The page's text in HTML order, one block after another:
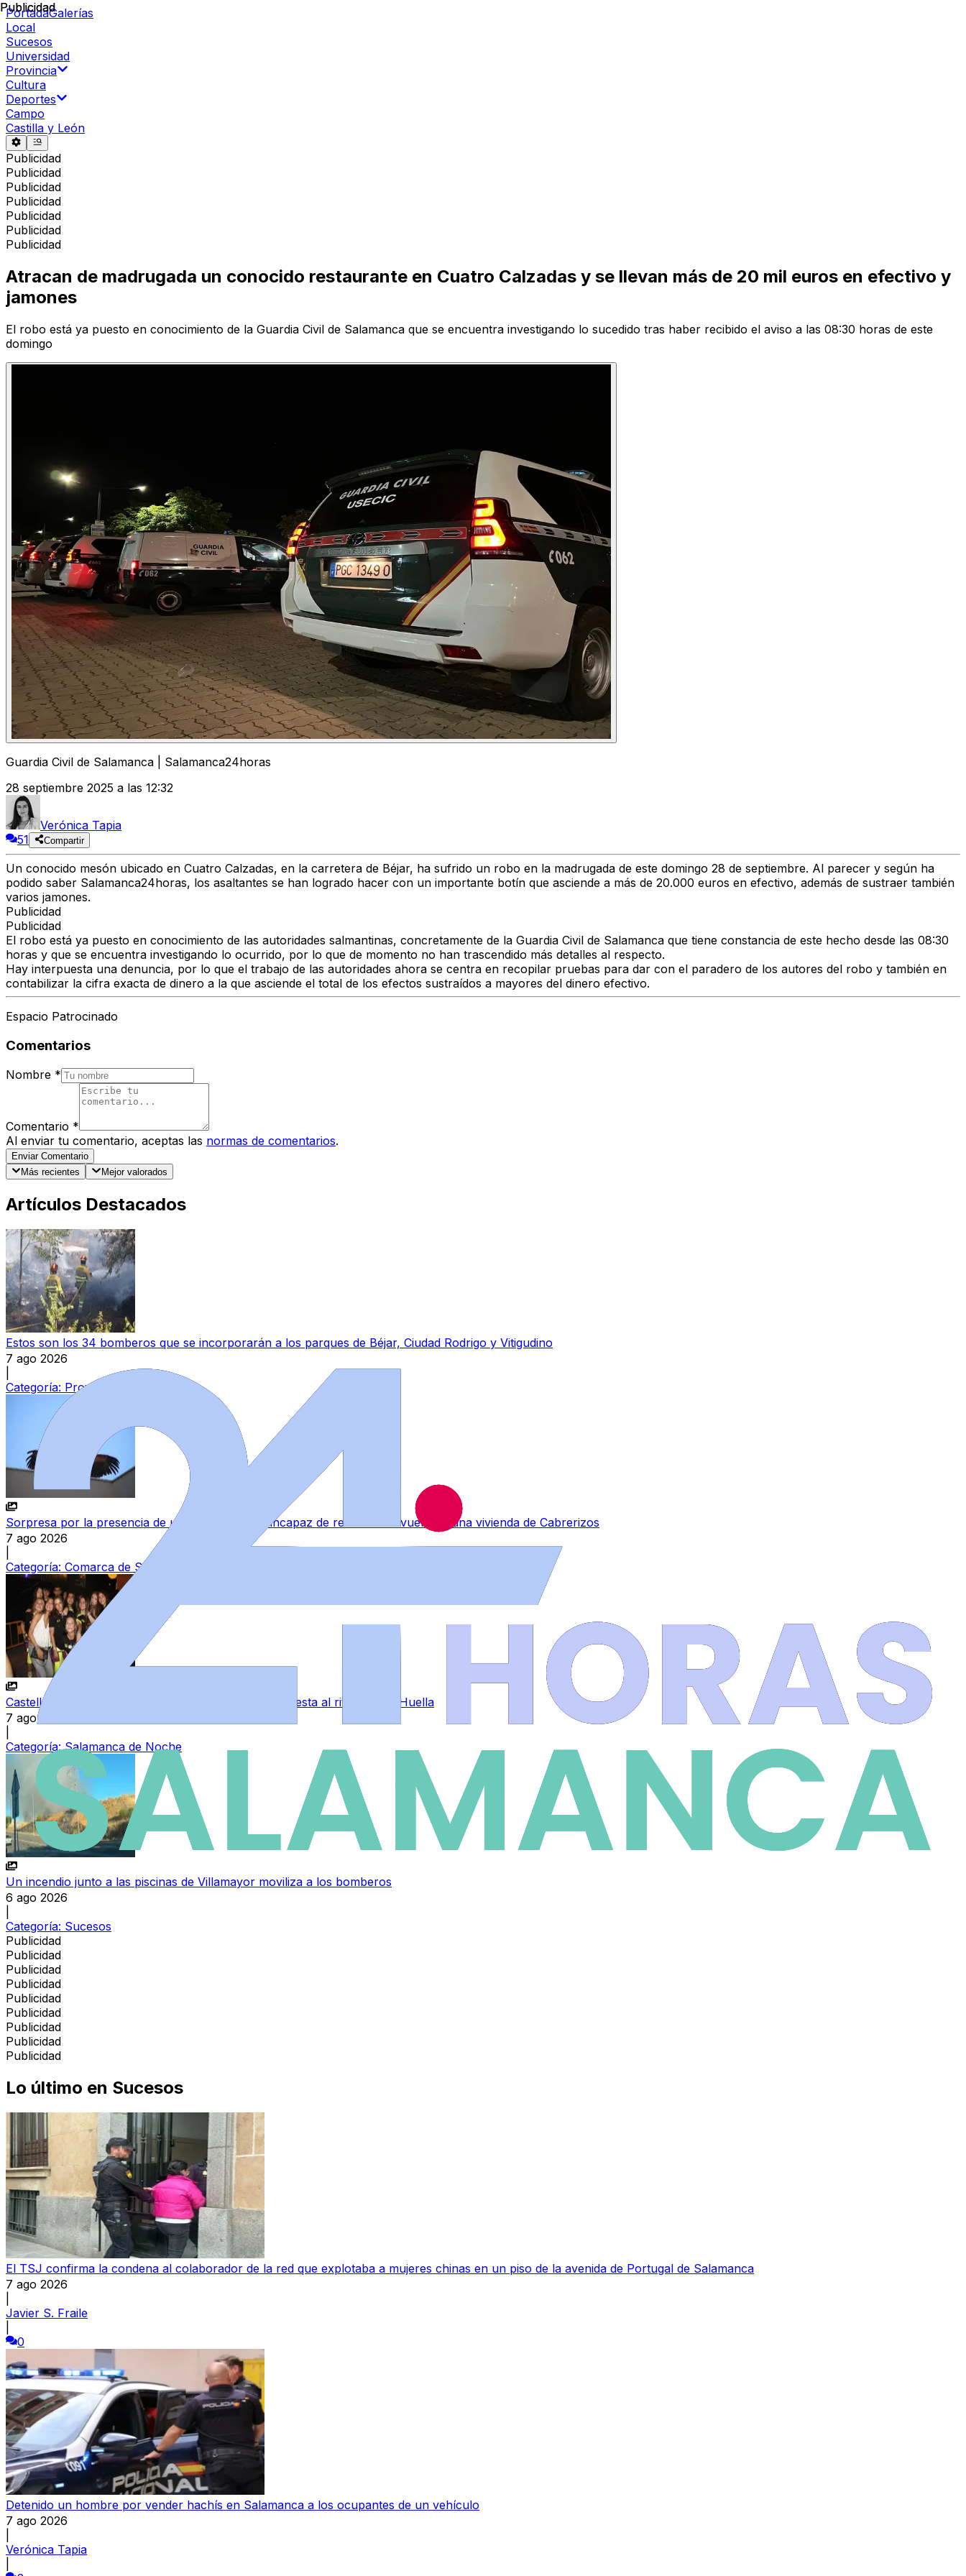
PortadaGalerías
Local
Sucesos
Universidad
Provincia
Cultura
Deportes
Campo
Castilla y León
Publicidad
Publicidad
Publicidad
Publicidad
Publicidad
Publicidad
Publicidad
Publicidad
Atracan de madrugada un conocido restaurante en Cuatro Calzadas y se llevan más de 20 mil euros en efectivo y
jamones
El robo está ya puesto en conocimiento de la Guardia Civil de Salamanca que se encuentra investigando lo sucedido tras haber recibido el aviso a las 08:30 horas de este
domingo
Guardia Civil de Salamanca | Salamanca24horas
28 septiembre 2025 a las 12:32
Verónica Tapia
51
Compartir
Un conocido mesón ubicado en Cuatro Calzadas, en la carretera de Béjar, ha sufrido un robo en la madrugada de este domingo 28 de septiembre. Al parecer y según ha
podido saber Salamanca24horas, los asaltantes se han logrado hacer con un importante botín que asciende a más de 20.000 euros en efectivo, además de sustraer también
varios jamones.
Publicidad
Publicidad
El robo está ya puesto en conocimiento de las autoridades salmantinas, concretamente de la Guardia Civil de Salamanca que tiene constancia de este hecho desde las 08:30
horas y que se encuentra investigando lo ocurrido, por lo que de momento no han trascendido más detalles al respecto.
Hay interpuesta una denuncia, por lo que el trabajo de las autoridades ahora se centra en recopilar pruebas para dar con el paradero de los autores del robo y también en
contabilizar la cifra exacta de dinero a la que asciende el total de los efectos sustraídos a mayores del dinero efectivo.
Espacio Patrocinado
Comentarios
Nombre *
Comentario *
Al enviar tu comentario, aceptas las normas de comentarios.
Enviar Comentario
Más recientes
Mejor valorados
Artículos Destacados
Estos son los 34 bomberos que se incorporarán a los parques de Béjar, Ciudad Rodrigo y Vitigudino
7 ago 2026
Categoría: Provincia
Sorpresa por la presencia de un buitre leonado incapaz de remontar el vuelo en una vivienda de Cabrerizos
7 ago 2026
Categoría: Comarca de Salamanca
Castellanos de Moriscos vive una intensa noche de fiesta al ritmo de La Huella
7 ago 2026
Categoría:Salamanca de Noche
Un incendio junto a las piscinas de Villamayor moviliza a los bomberos
6 ago 2026
Categoría: Sucesos
Publicidad
Publicidad
Publicidad
Publicidad
Publicidad
Publicidad
Publicidad
Publicidad
Publicidad
Lo último en Sucesos
El TSJ confirma la condena al colaborador de la red que explotaba a mujeres chinas en un piso de la avenida de Portugal de Salamanca
7 ago 2026
Javier S. Fraile
0
Detenido un hombre por vender hachís en Salamanca a los ocupantes de un vehículo
7 ago 2026
Verónica Tapia
Publicidad